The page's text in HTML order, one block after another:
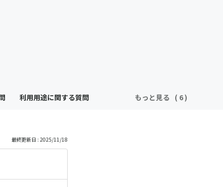
利用用途に関する質問 もっと見る
最終更新日 : 2025/11/18